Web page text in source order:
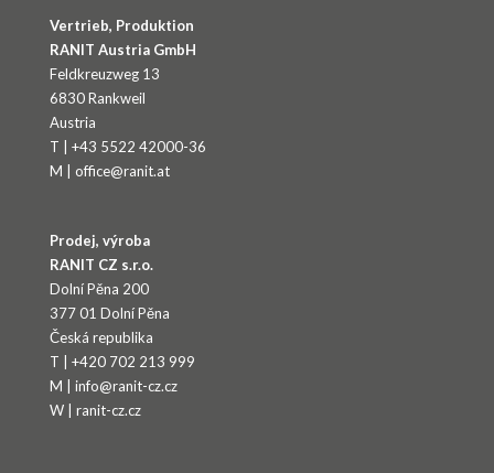
Vertrieb, Produktion
RANIT Austria GmbH
Feldkreuzweg 13
6830 Rankweil
Austria
T | +43 5522 42000-36
M | office@ranit.at
Prodej, výroba
RANIT CZ s.r.o.
Dolní Pěna 200
377 01 Dolní Pěna
Česká republika
T | +420 702 213 999
M | info@ranit-cz.cz
W | ranit-cz.cz